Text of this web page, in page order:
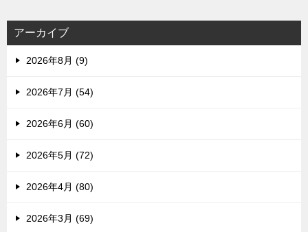
アーカイブ
2026年8月 (9)
2026年7月 (54)
2026年6月 (60)
2026年5月 (72)
2026年4月 (80)
2026年3月 (69)